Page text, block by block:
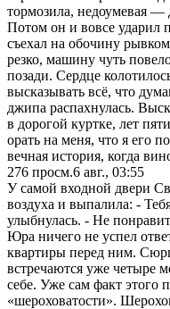
тормозила, недоумевая —
Потом он и вовсе ударил
съехал на обочину
резко, машину чуть
позади. Сердце
высказывать всё, что
джипа распахнулась.
в дорогой куртке, лет
орать на меня, что я его
вечная история, когда
276 просм.6 авг., 03:55
У самой входной двери
воздуха и выпалила: -
улыбнулась. - Не
Юра ничего не успел
квартиры перед ним.
встречаются уже четыре
себе. Уже сам факт этого
«шероховатости».